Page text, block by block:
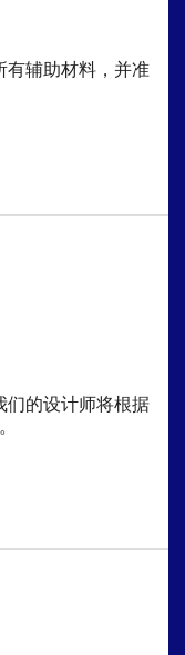
有辅助材料，并准
们的设计师将根据